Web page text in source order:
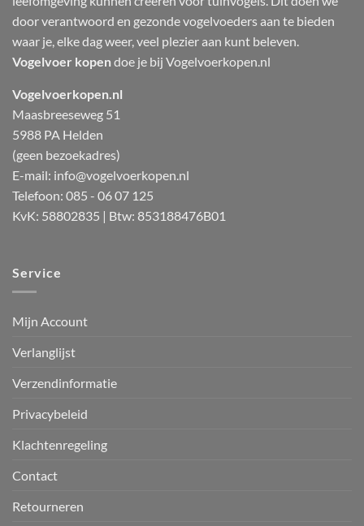
door verantwoord en gezonde vogelvoeders aan te bieden
waar je, elke dag weer, veel plezier aan kunt beleven.
Vogelvoer kopendoe je bij Vogelvoerkopen.nl
Vogelvoerkopen.nl
Maasbreeseweg 51
5988 PA Helden
(geen bezoekadres)
E-mail: info@vogelvoerkopen.nl
Telefoon: 085 - 06 07 125
KvK: 58802835 | Btw: 853188476B01
Service
Mijn Account
Verlanglijst
Verzendinformatie
Privacybeleid
Klachtenregeling
Contact
Retourneren